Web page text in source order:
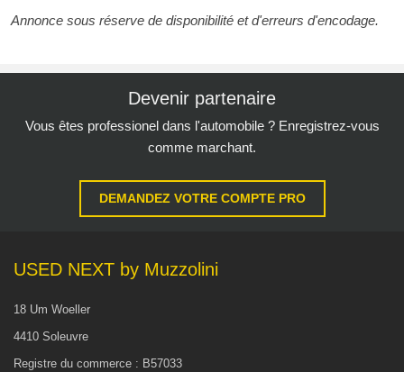
Annonce sous réserve de disponibilité et d'erreurs d'encodage.
Devenir partenaire
Vous êtes professionel dans l'automobile ? Enregistrez-vous
comme marchant.
DEMANDEZ VOTRE COMPTE PRO
USED NEXT by Muzzolini
18 Um Woeller
4410 Soleuvre
Registre du commerce : B57033